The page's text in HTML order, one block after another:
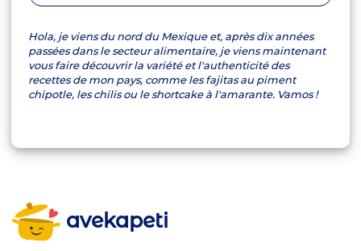
Hola, je viens du nord du Mexique et, après dix années
passées dans le secteur alimentaire, je viens maintenant
vous faire découvrir la variété et l'authenticité des
recettes de mon pays, comme les fajitas au piment
chipotle, les chilis ou le shortcake à l'amarante. Vamos !
avekapeti